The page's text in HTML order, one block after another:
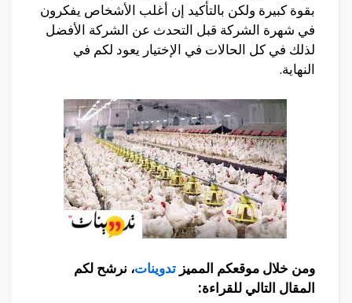
بقوة كبيرة ولكن بالتأكيد إن أغلب الأشخاص يفكرون
في شهرة الشركة قبل التحدث عن الشركة الأفضل
لذلك في كل الحالات في الإختيار يعود لكم في
النهاية.
ومن خلال موقعكم المميز تدوينات، نرشح لكم
المقال التالي للقراءة: